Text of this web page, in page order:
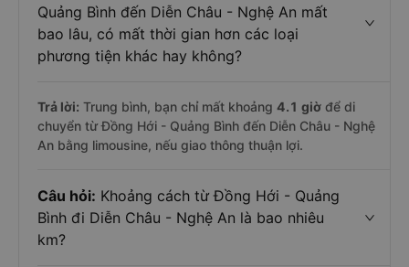
Quảng Bình đến Diễn Châu - Nghệ An mất
bao lâu, có mất thời gian hơn các loại
phương tiện khác hay không?
Trả lời: Trung bình, bạn chỉ mất khoảng 4.1 giờ để di
chuyển từ Đồng Hới - Quảng Bình đến Diễn Châu - Nghệ
An bằng limousine, nếu giao thông thuận lợi.
Câu hỏi: Khoảng cách từ Đồng Hới - Quảng
Bình đi Diễn Châu - Nghệ An là bao nhiêu
km?